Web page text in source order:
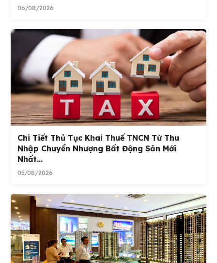
06/08/2026
Chi Tiết Thủ Tục Khai Thuế TNCN Từ Thu
Nhập Chuyển Nhượng Bất Động Sản Mới
Nhất...
05/08/2026